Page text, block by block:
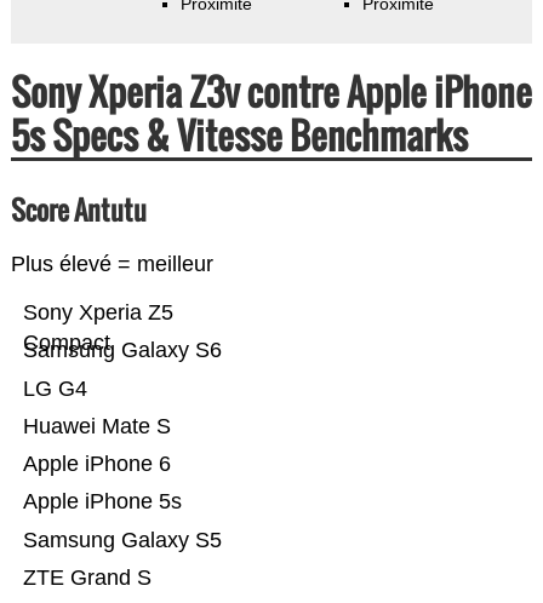
Sony Xperia Z3v contre Apple iPhone
5s Specs & Vitesse Benchmarks
Score Antutu
Plus élevé = meilleur
ZTE Grand S
Samsung Galaxy S5
Apple iPhone 5s
Apple iPhone 6
Huawei Mate S
LG G4
Samsung Galaxy S6
Sony Xperia Z5
Compact